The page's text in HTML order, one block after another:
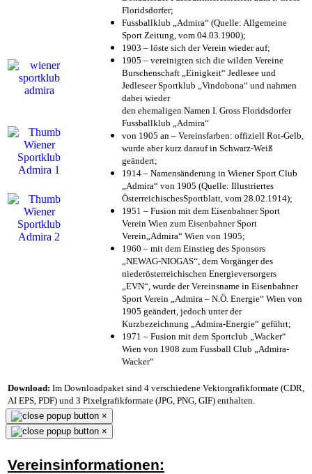
Floridsdorfer;
Fussballklub „Admira“ (Quelle: Allgemeine
Sport Zeitung, vom 04.03.1900);
1903 – löste sich der Verein wieder auf;
1905 – vereinigten sich die wilden Vereine
Burschenschaft „Einigkeit“ Jedlesee und
Jedleseer Sportklub „Vindobona“ und nahmen
dabei wieder
den ehemaligen Namen I. Gross Floridsdorfer
Fussballklub „Admira“
von 1905 an – Vereinsfarben: offiziell Rot-Gelb,
wurde aber kurz darauf in Schwarz-Weiß
geändert;
1914 – Namensänderung in Wiener Sport Club
„Admira“ von 1905 (Quelle: Illustriertes
ÖsterreichischesSportblatt, vom 28.02.1914);
1951 – Fusion mit dem Eisenbahner Sport
Verein Wien zum Eisenbahner Sport
Verein„Admira“ Wien von 1905;
1960 – mit dem Einstieg des Sponsors
„NEWAG-NIOGAS“, dem Vorgänger des
niederösterreichischen Energieversorgers
„EVN“, wurde der Vereinsname in Eisenbahner
Sport Verein „Admira – N.Ö. Energie“ Wien von
1905 geändert, jedoch unter der
Kurzbezeichnung „Admira-Energie“ geführt;
1971 – Fusion mit dem Sportclub „Wacker“
Wien von 1908 zum Fussball Club „Admira-
Wacker“
Download: Im Downloadpaket sind 4 verschiedene Vektorgrafikformate (CDR,
AI EPS, PDF) und 3 Pixelgrafikformate (JPG, PNG, GIF) enthalten.
×
×
Vereinsinformationen: